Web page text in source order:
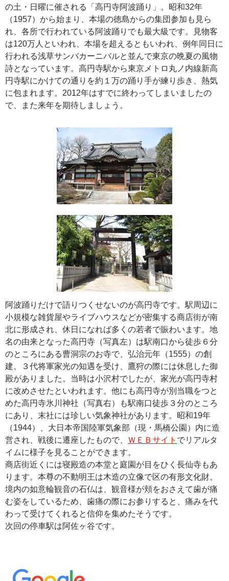
の土・日曜に催される「高円寺阿波踊り」。昭和32年
（1957）から始まり、本場の徳島からの集団参加も見ら
れ、各所で行われている阿波踊りでも最大級です。見物客
は120万人といわれ、本場を超えるともいわれ、例年同日に
行われる浅草サンバカーニバルと並んで東京の晩夏の風物
詩となっています。高円寺駅から東京メトロ丸ノ内線新高
円寺駅にかけての通りを約１万の踊り手が練り歩き、熱気
に包まれます。2012年はすでに終わってしまいましたの
で、また来年を期待しましょう。
阿波踊りだけで語りつくせないのが高円寺です。駅周辺に
小規模な雑貨屋やライブハウスなどが密集する商店街が南
北に形成され、休日になれば多くの若者で賑わいます。地
名の由来となった高円寺（写真左）は駅南口から徒歩６分
のところにある曹洞宗のお寺で、弘治元年（1555）の創
建。３代将軍家光の知遇を受け、鷹狩の際には休息した御
殿がありました。当時は小沢村でしたが、家光が高円寺村
に改めさせたといわれます。他にも高円寺が別当職をつと
めた高円寺氷川神社（写真右）も駅南口徒歩３分のところ
にあり、末社には珍しい気象神社があります。昭和19年
（1944）、大日本帝国陸軍気象部（現・馬橋公園）内に造
営され、戦後に遷座したもので、 ＷＥＢサイト でリアルタ
イムに様子を見ることができます。
商店街近くには寝殿造の本堂と庭園が目をひく長仙寺もあ
ります。本尊の不動明王は木造の立像で区の有形文化財。
境内の如意輪観音の石仏は、観音様が頬をおさえて歯が痛
む姿をしているため、歯痛の際にお参りすると、痛みを代
わって受けてくれると信仰を集めたそうです。
次回の停車駅は阿佐ヶ谷です。